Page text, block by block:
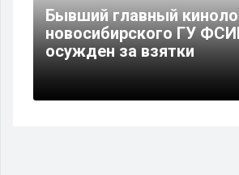
Бывший главный
новосибирского ГУ
осужден за взятки